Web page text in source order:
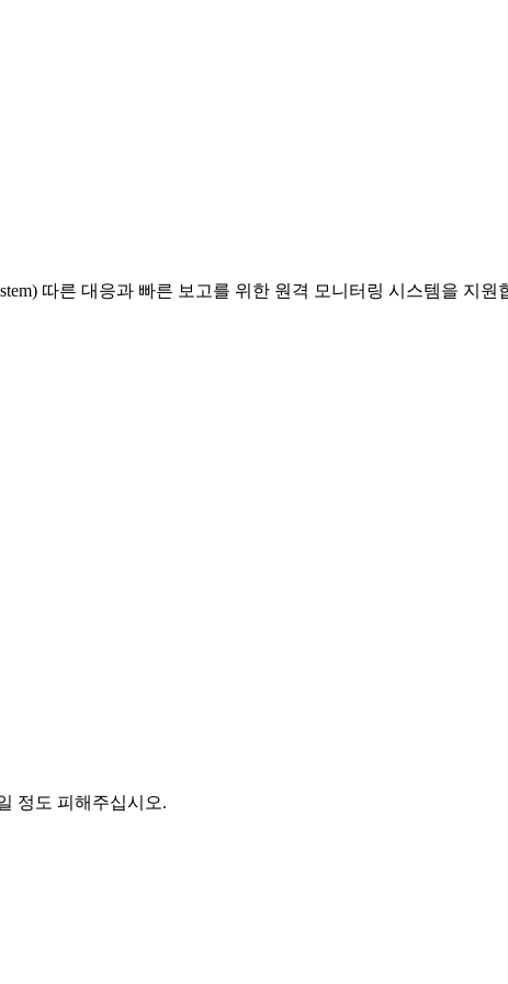
따른 대응과 빠른 보고를 위한 원격 모니터링 시스템을 지원
정도 피해주십시오.